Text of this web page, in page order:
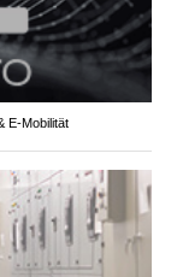
E-Mobilität